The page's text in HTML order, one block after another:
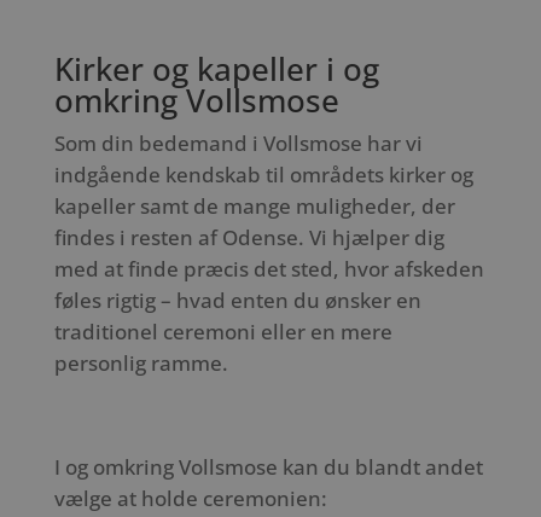
Kirker og kapeller i og
omkring Vollsmose
Som din bedemand i Vollsmose har vi
indgående kendskab til områdets kirker og
kapeller samt de mange muligheder, der
findes i resten af Odense. Vi hjælper dig
med at finde præcis det sted, hvor afskeden
føles rigtig – hvad enten du ønsker en
traditionel ceremoni eller en mere
personlig ramme.
I og omkring Vollsmose kan du blandt andet
vælge at holde ceremonien: